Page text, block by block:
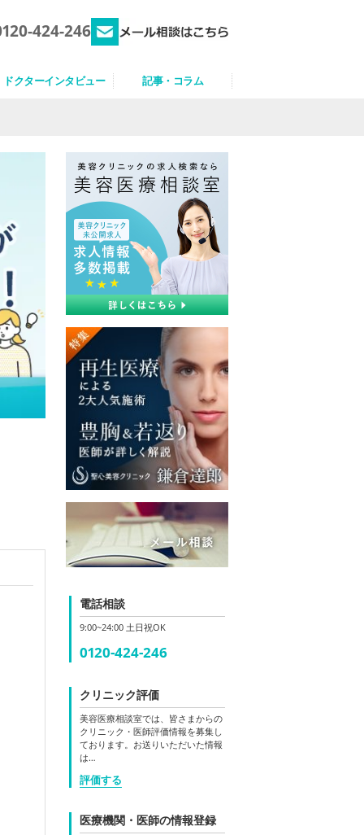
424-246
ドクターインタビュー 記事・コラム
電話相談
9:00~24:00 土日祝OK
0120-424-246
クリニック評価
美容医療相談室では、皆さまからの
クリニック・医師評価情報を募集し
ております。お送りいただいた情報
は…
評価する
医療機関・医師の情報登録